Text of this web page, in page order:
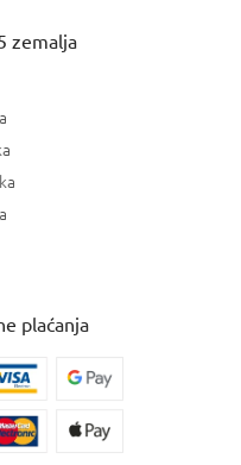
zemalja
plaćanja